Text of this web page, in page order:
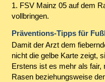
1. FSV Mainz 05 auf dem
vollbringen.
Präventions-Tipps für
Damit der Arzt dem
nicht die gelbe Karte zeigt,
Erstens ist es mehr als fair,
Rasen beziehungsweise